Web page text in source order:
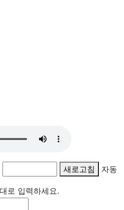
새로고침 자동
로 입력하세요.